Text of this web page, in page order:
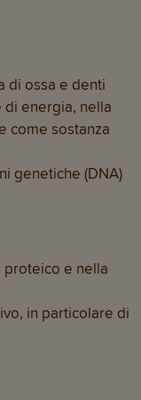
di ossa e denti
energia, nella
come sostanza
genetiche (DNA)
proteico e nella
in particolare di